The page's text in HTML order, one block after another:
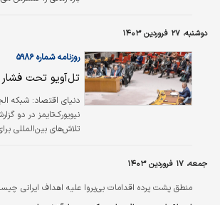
از امپراتوری‌های
بقیه در اختیار
داشت. اما جنگ‌های
شاهد…
دوشنبه، ۲۷ فروردین ۱۴۰۳
روزنامه شماره ۵۹۸۶
تل‌آویو تحت فشار
دنیای اقتصاد: شبکه
نیویورک‌تایمز در دو
تلاش‌های بین‌المللی
ساعت شنبه شب آغاز
یکشنبه ادامه داشت،
جمعه، ۱۷ فروردین ۱۴۰۳
منطق پشت پرده اقدامات بی‌پروا علیه اهداف ایرانی